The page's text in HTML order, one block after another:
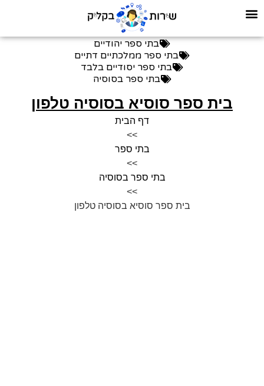
בתי ספר יהודיים
בתי ספר ממלכתיים דתיים
בתי ספר יסודיים בלבד
בתי ספר בסוסיה
בית ספר סוסיא בסוסיה טלפון
דף הבית
>>
בתי ספר
>>
בתי ספר בסוסיה
>>
בית ספר סוסיא בסוסיה טלפון